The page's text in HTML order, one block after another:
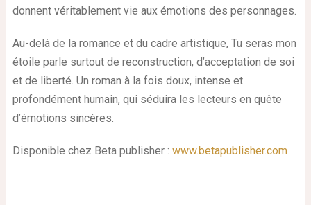
donnent véritablement vie aux émotions des personnages.
Au-delà de la romance et du cadre artistique, Tu seras mon
étoile parle surtout de reconstruction, d’acceptation de soi
et de liberté. Un roman à la fois doux, intense et
profondément humain, qui séduira les lecteurs en quête
d’émotions sincères.
Disponible chez Beta publisher : www.betapublisher.com